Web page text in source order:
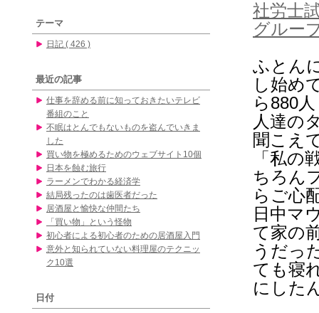
社労士
グルー
ふとん
し始め
ら880
人達の
聞こえ
「私の
ちろん
らご心
日中マ
て家の
うだっ
ても寝
にした
テーマ
日記 ( 426 )
最近の記事
仕事を辞める前に知っておきたいテレビ
番組のこと
不眠はとんでもないものを盗んでいきま
した
買い物を極めるためのウェブサイト10個
日本を蝕む旅行
ラーメンでわかる経済学
結局残ったのは歯医者だった
居酒屋と愉快な仲間たち
「買い物」という怪物
初心者による初心者のための居酒屋入門
意外と知られていない料理屋のテクニッ
ク10選
日付